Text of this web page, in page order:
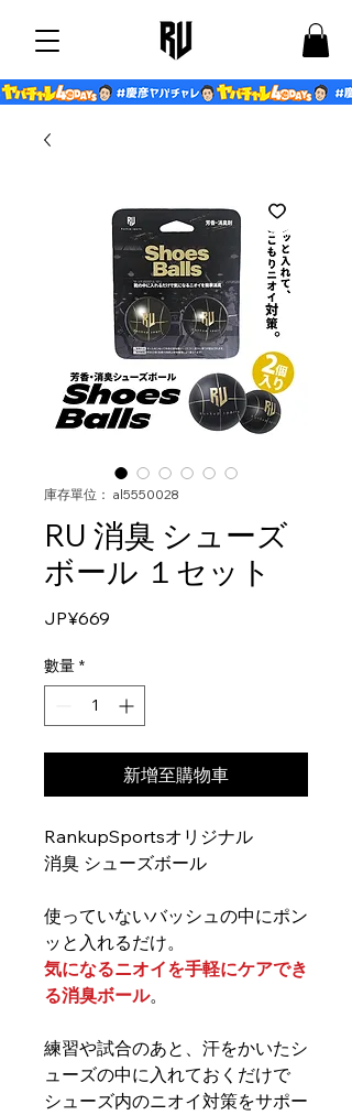
庫存單位： al5550028
RU 消臭 シューズ
ボール １セット
JP¥669
數量 *
新增至購物車
RankupSportsオリジナル
消臭 シューズボール
使っていないバッシュの中にポン
ッと入れるだけ。
気になるニオイを手軽にケアでき
る消臭ボール。
練習や試合のあと、汗をかいたシ
ューズの中に入れておくだけで
シューズ内のニオイ対策をサポー